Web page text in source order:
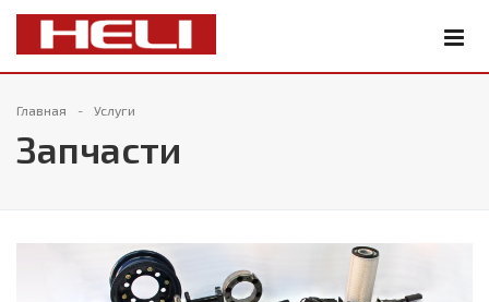
Главная Услуги
Запчасти